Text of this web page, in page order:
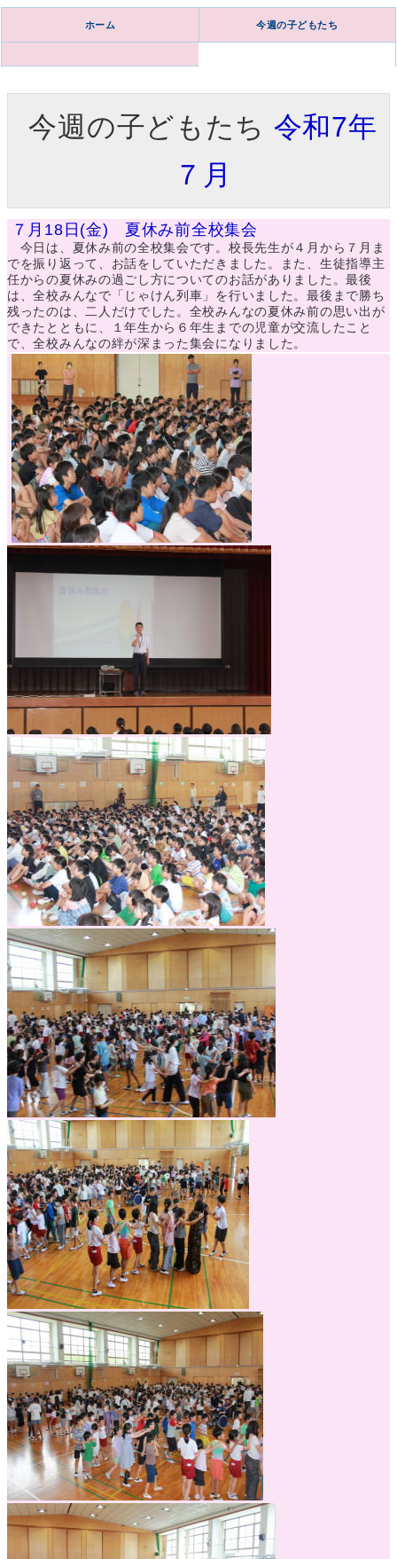
ホーム 今週の子どもたち
今週の子どもたち 令和7年
７月
７月18日(金) 夏休み前全校集会
今日は、夏休み前の全校集会です。校長先生が４月から７月ま
でを振り返って、お話をしていただきました。また、生徒指導主
任からの夏休みの過ごし方についてのお話がありました。最後
は、全校みんなで「じゃけん列車」を行いました。最後まで勝ち
残ったのは、二人だけでした。全校みんなの夏休み前の思い出が
できたとともに、１年生から６年生までの児童が交流したこと
で、全校みんなの絆が深まった集会になりました。